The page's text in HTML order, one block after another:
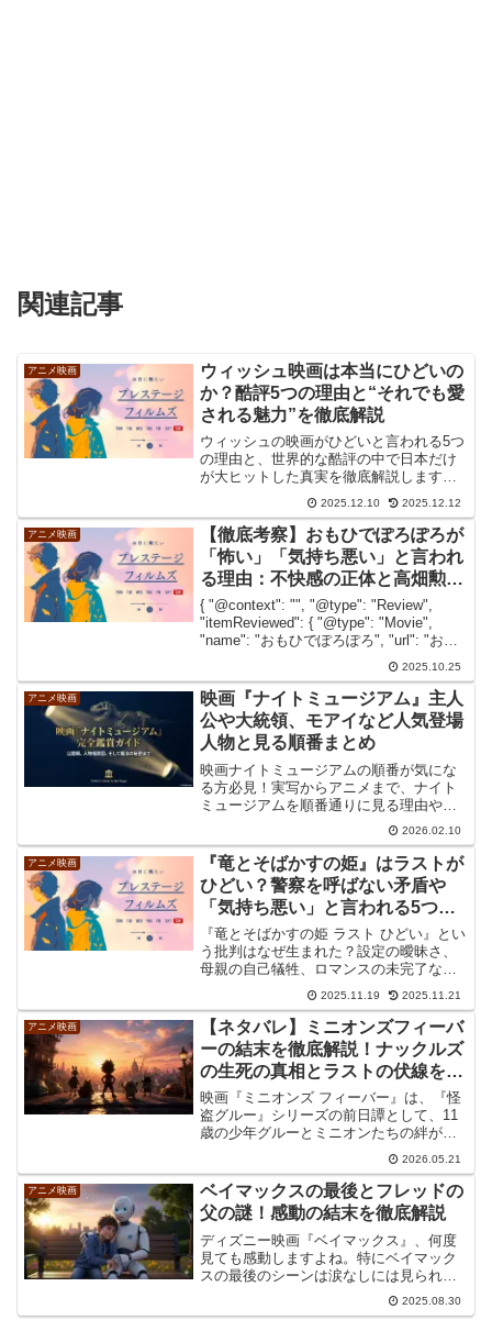
関連記事
アニメ映画
ウィッシュ映画は本当にひどいの
か？酷評5つの理由と“それでも愛
される魅力”を徹底解説
ウィッシュの映画がひどいと言われる5つ
の理由と、世界的な酷評の中で日本だけ
が大ヒットした真実を徹底解説します。
なぜウィッシュの映画がひどいという評
価が定着したのか、脚本の矛盾や主人公
への批判、王様への同情論からその深層
心理を紐解き、作品を楽しむための新た
な視点を提案します。
2025.12.10 2025.12.12
アニメ映画
【徹底考察】おもひでぽろぽろが
「怖い」「気持ち悪い」と言われ
る理由：不快感の正体と高畑勲監
督の真の狙い
{ "@context": "", "@type": "Review",
"itemReviewed": { "@type": "Movie",
"name": "おもひでぽろぽろ", "url": "おも
2025.10.25
アニメ映画
映画『ナイトミュージアム』主人
公や大統領、モアイなど人気登場
人物と見る順番まとめ
映画ナイトミュージアムの順番が気にな
る方必見！実写からアニメまで、ナイト
ミュージアムを順番通りに見る理由やあ
らすじを網羅しました。ラリーの成長、
テディやモアイの魅力、声優交代の裏話
など、作品がもっと楽しくなる情報が満
載。正しい順序で、魔法溢れる博物館の
世界を堪能しましょう。
2026.02.10
アニメ映画
『竜とそばかすの姫』はラストが
ひどい？警察を呼ばない矛盾や
「気持ち悪い」と言われる5つの
理由
『竜とそばかすの姫 ラスト ひどい』とい
う批判はなぜ生まれた？設定の曖昧さ、
母親の自己犠牲、ロマンスの未完了な
ど、不満の原因を構造的に深掘り分析。
<strong>竜とそばかすの姫 ラスト ひどい
</strong>評価の真因と、主人公すずの真
の成長を解説し、作品の意図を徹底検証
します。
2025.11.19 2025.11.21
アニメ映画
【ネタバレ】ミニオンズフィーバ
ーの結末を徹底解説！ナックルズ
の生死の真相とラストの伏線を考
察
映画『ミニオンズ フィーバー』は、『怪
盗グルー』シリーズの前日譚として、11
歳の少年グルーとミニオンたちの絆が本
格的に深まっていく物語です。本記事で
は、映画『ミニオンズ フィーバー』の結
末、ワイルド・ナックルズの生死、ヴィ
シャス・シックスの...
2026.05.21
アニメ映画
ベイマックスの最後とフレッドの
父の謎！感動の結末を徹底解説
ディズニー映画『ベイマックス』、何度
見ても感動しますよね。特にベイマック
スの最後のシーンは涙なしには見られま
せん。ベイマックスは最後に死んだの
か、それとも奇跡的に生き返るのか、そ
2025.08.30